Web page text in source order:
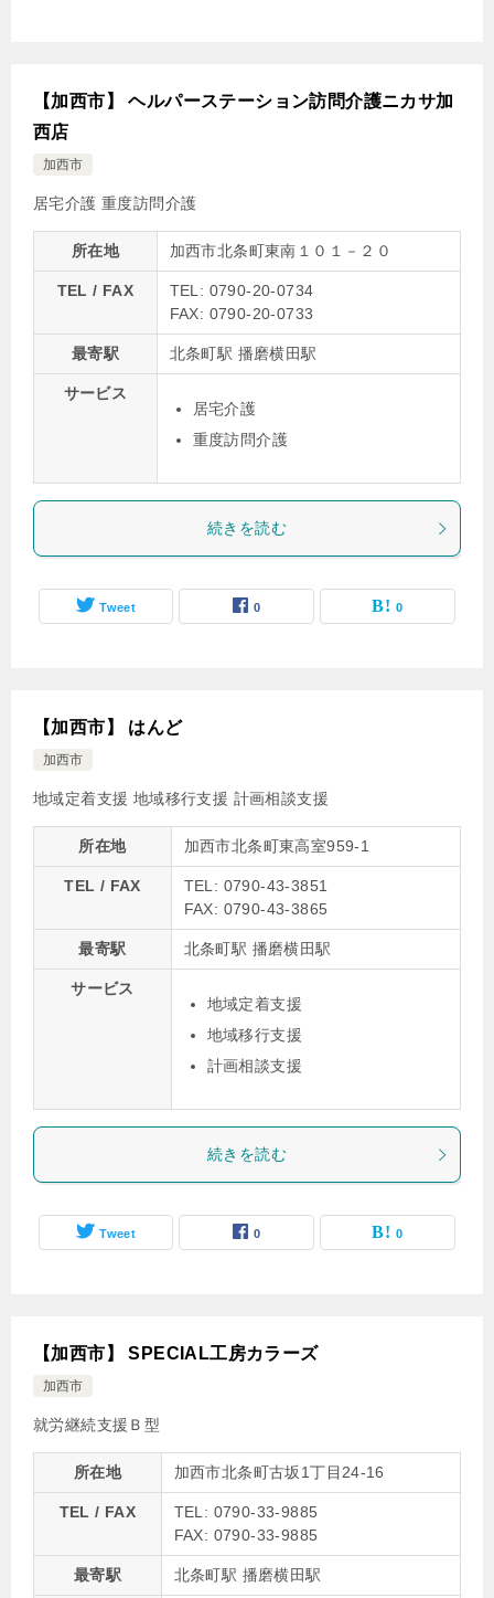
【加西市】 ヘルパーステーション訪問介護ニカサ加
西店
加西市
居宅介護 重度訪問介護
所在地 加西市北条町東南１０１－２０
TEL / FAX
TEL: 0790-20-0734
FAX: 0790-20-0733
最寄駅 北条町駅 播磨横田駅
サービス
居宅介護
重度訪問介護
続きを読む
Tweet 0 0
【加西市】 はんど
加西市
地域定着支援 地域移行支援 計画相談支援
所在地 加西市北条町東高室959-1
TEL / FAX
TEL: 0790-43-3851
FAX: 0790-43-3865
最寄駅 北条町駅 播磨横田駅
サービス
地域定着支援
地域移行支援
計画相談支援
続きを読む
Tweet 0 0
【加西市】 SPECIAL工房カラーズ
加西市
就労継続支援Ｂ型
所在地 加西市北条町古坂1丁目24-16
TEL / FAX
TEL: 0790-33-9885
FAX: 0790-33-9885
最寄駅 北条町駅 播磨横田駅